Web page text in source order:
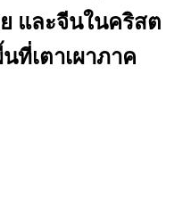
ย และจีนในคริสต
ที่เตาเผาภาค